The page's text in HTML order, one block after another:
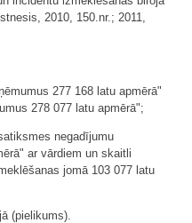
2010, 150.nr.; 2011,
277 168 latu apmērā"
278 077 latu apmērā";
negadījumu
ar vārdiem un skaitli
jomā 103 077 latu
(pielikums).